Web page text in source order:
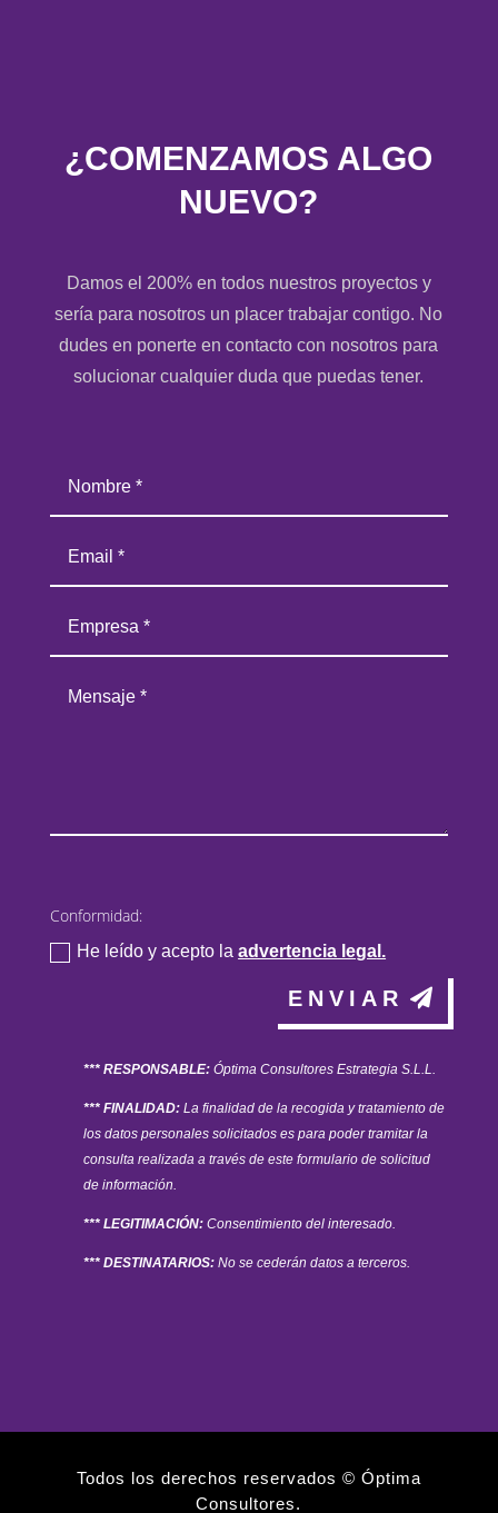
¿COMENZAMOS ALGO
NUEVO?
Damos el 200% en todos nuestros proyectos y
sería para nosotros un placer trabajar contigo. No
dudes en ponerte en contacto con nosotros para
solucionar cualquier duda que puedas tener.
Conformidad:
He leído y acepto laadvertencia legal.
ENVIAR
*** RESPONSABLE: Óptima Consultores Estrategia S.L.L.
*** FINALIDAD:La finalidad de la recogida y tratamiento de
los datos personales solicitados es para poder tramitar la
consulta realizada a través de este formulario de solicitud
de información.
*** LEGITIMACIÓN:Consentimiento del interesado.
*** DESTINATARIOS: No se cederán datos a terceros.
Todos los derechos reservados © Óptima
Consultores.